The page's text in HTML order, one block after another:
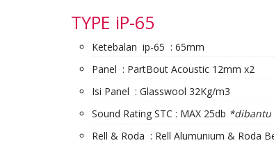
TYPE iP-65
Ketebalan ip-65 : 65mm
Panel : PartBout Acoustic 12mm x2
Isi Panel : Glasswool 32Kg/m3
Sound Rating STC : MAX 25db *dibantu
Rell & Roda : Rell Alumunium & Roda